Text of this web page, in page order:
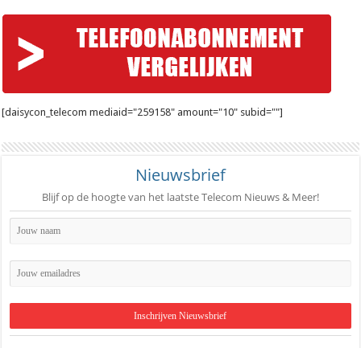
[daisycon_telecom mediaid="259158" amount="10" subid=""]
Nieuwsbrief
Blijf op de hoogte van het laatste Telecom Nieuws & Meer!